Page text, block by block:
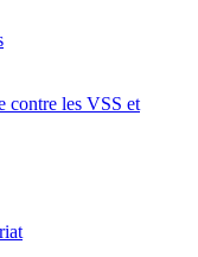
contre les VSS et